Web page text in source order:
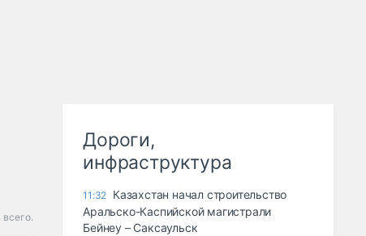
всего.
Дороги,
инфраструктура
11:32 Казахстан начал строительство
Аральско-Каспийской магистрали
Бейнеу – Саксаульск